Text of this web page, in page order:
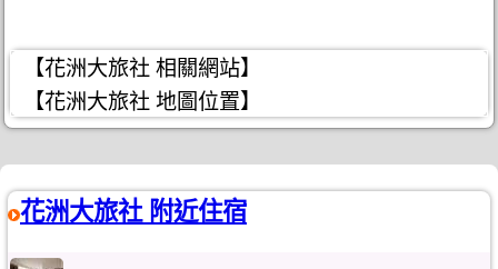
【花洲大旅社 相關網站】
【花洲大旅社 地圖位置】
花洲大旅社 附近住宿